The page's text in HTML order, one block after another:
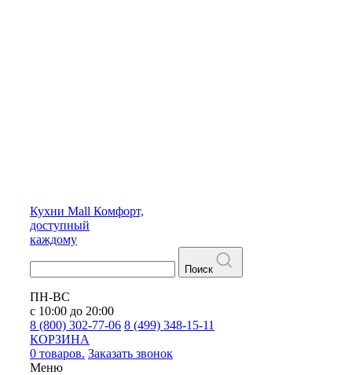
Кухни Mall Комфорт,
доступный
каждому
Поиск
ПН-ВС
с 10:00 до 20:00
8 (800) 302-77-06 8 (499) 348-15-11
КОРЗИНА
0 товаров. Заказать звонок
Меню